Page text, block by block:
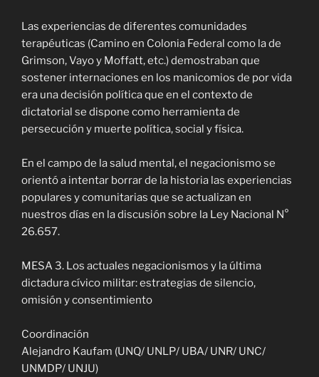
Las experiencias de diferentes comunidades
terapéuticas (Camino en Colonia Federal como la de
Grimson, Vayo y Moffatt, etc.) demostraban que
sostener internaciones en los manicomios de por vida
era una decisión política que en el contexto de
dictatorial se dispone como herramienta de
persecución y muerte política, social y física.
En el campo de la salud mental, el negacionismo se
orientó a intentar borrar de la historia las experiencias
populares y comunitarias que se actualizan en
nuestros días en la discusión sobre la Ley Nacional N°
26.657.
MESA 3. Los actuales negacionismos y la última
dictadura cívico militar: estrategias de silencio,
omisión y consentimiento
Coordinación
Alejandro Kaufam (UNQ/ UNLP/ UBA/ UNR/ UNC/
UNMDP/ UNJU)